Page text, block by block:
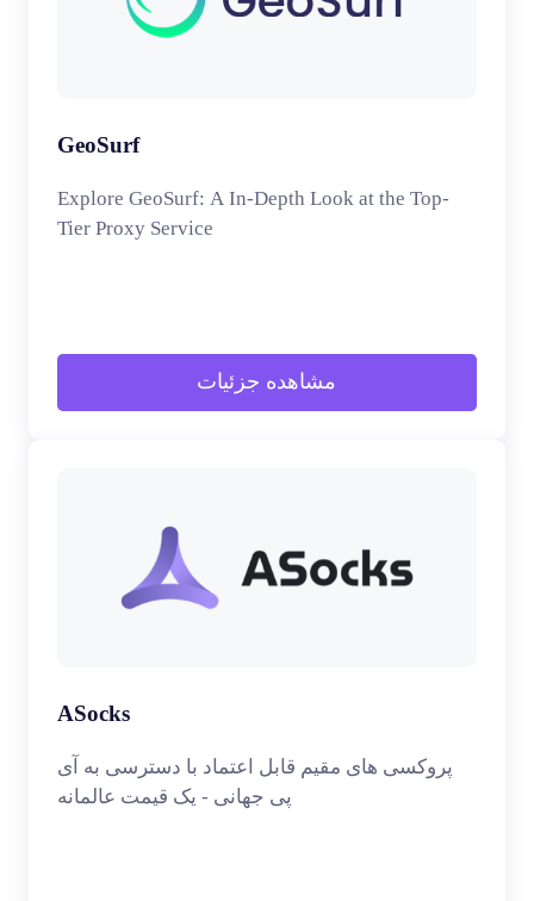
GeoSurf
Explore GeoSurf: A In-Depth Look at the Top-
Tier Proxy Service
مشاهده جزئیات
ASocks
پروکسی های مقیم قابل اعتماد با دسترسی به آی
پی جهانی - یک قیمت عالمانه